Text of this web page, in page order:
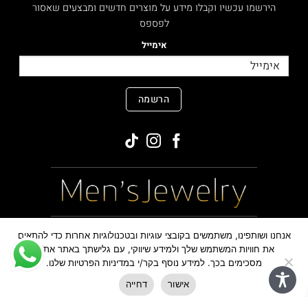
הירשמו עכשיו וקבלו מידע על מוצרים חדשים ומבצעים שאסור
לפספס
אימייל
הרשמה
Visa
PayPal
MasterCard
כל הזכויות שמורות © MensJewelry,2026
אנחנו ושותפינו, משתמשים בקובצי עוגיות ובטכנולוגיות אחרות כדי להתאים
את חוויות המשתמש שלך ולמידע שיווקי, עם גלישתך באתר את/ה
מסכימים בכך. למידע נוסף בקר/י במדיניות הפרטיות שלנו.
אישור
דחייה